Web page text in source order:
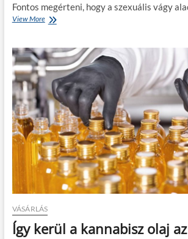
Fontos megérteni, hogy a szexuális vágy
View MoreE
l
l
h
t
a
n
ő
i
v
á
g
z
a
v
a
VÁSÁRLÁS
Így kerül a kannabisz olaj